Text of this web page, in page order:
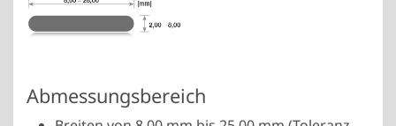
Abmessungsbereich